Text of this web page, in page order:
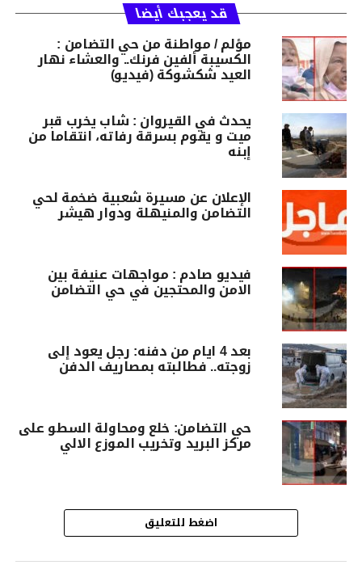
قد يعجبك أيضا
مؤلم / مواطنة من حي التضامن :
الكسيبة ألفين فرنك.. والعشاء نهار
العيد شكشوكة (فيديو)
يحدث في القيروان : شاب يخرب قبر
ميت و يقوم بسرقة رفاته، انتقاما من
إبنه
الإعلان عن مسيرة شعبية ضخمة لحي
التضامن والمنيهلة ودوار هيشر
فيديو صادم : مواجهات عنيفة بين
الامن والمحتجين في حي التضامن
بعد 4 ايام من دفنه: رجل يعود إلى
زوجته.. فطالبته بمصاريف الدفن
حي التضامن: خلع ومحاولة السطو على
مركز البريد وتخريب الموزع الالي
اضغط للتعليق